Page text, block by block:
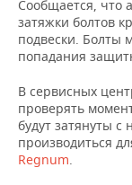
ВУЗЫ
КОМУ
ТАТАРСТАНА
БАНКИ
БЮДЖЕТ
ИНВЕСТИЦИИ
АГРОПРОМ
НЕФТЕХИМИЯ
НЕФТЬ
НОВОСТИ
АВТО
НОВОСТИ
БИЗНЕС
НОВОСТИ
РОЗНИЧНАЯ
ТЕХНОЛОГИИ
НОВОСТИ
МЕРОПРИЯТИЯ
Сообщается, что
затяжки болтов
подвески. Болты
попадания
В сервисных
проверять
будут затянуты
производиться
Regnum.